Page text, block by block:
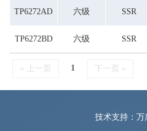
TP6272AD 六级 SSR
TP6272BD 六级 SSR
« 上一页 1 下一页 »
技术支持：万